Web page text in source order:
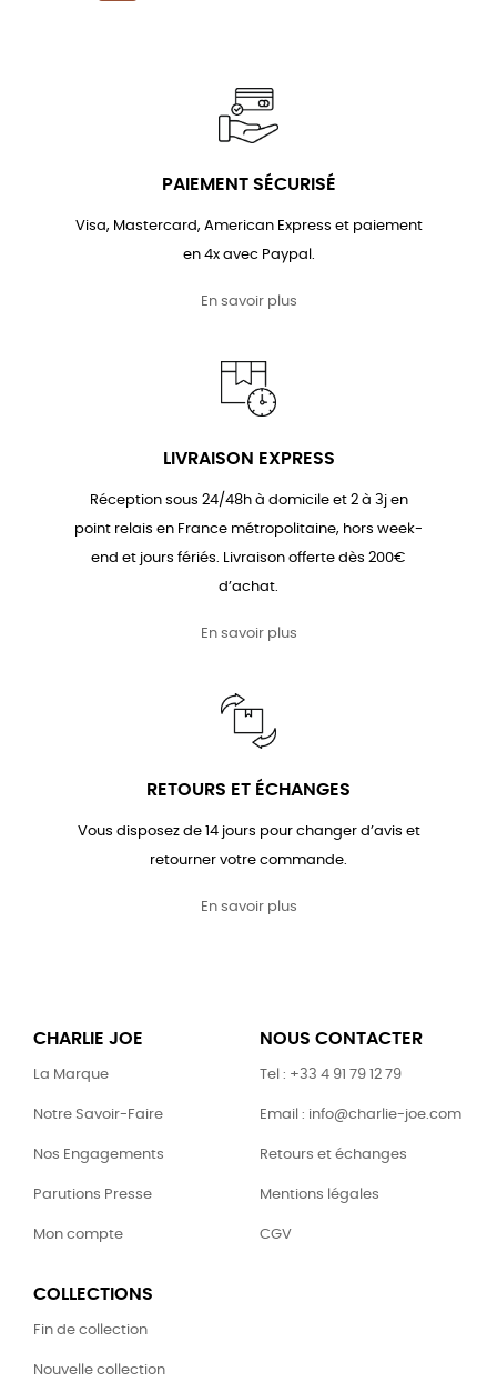
PAIEMENT SÉCURISÉ
Visa, Mastercard, American Express et paiement
en 4x avec Paypal.
En savoir plus
LIVRAISON EXPRESS
Réception sous 24/48h à domicile et 2 à 3j en
point relais en France métropolitaine, hors week-
end et jours fériés. Livraison offerte dès 200€
d’achat.
En savoir plus
RETOURS ET ÉCHANGES
Vous disposez de 14 jours pour changer d’avis et
retourner votre commande.
En savoir plus
CHARLIE JOE
La Marque
Notre Savoir-Faire
Nos Engagements
Parutions Presse
Mon compte
NOUS CONTACTER
Tel : +33 4 91 79 12 79
Email : info@charlie-joe.com
Retours et échanges
Mentions légales
CGV
COLLECTIONS
Fin de collection
Nouvelle collection